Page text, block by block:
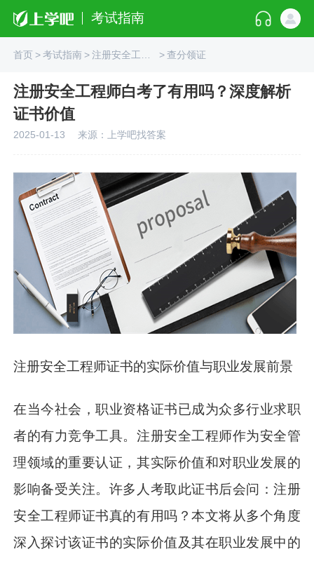
考试指南
首页>考试指南> > 查分领证
注册安全工程师白考了有用吗？深度解析
证书价值
2025-01-13 来源：上学吧找答案
注册安全工程师证书的实际价值与职业发展前景
在当今社会，职业资格证书已成为众多行业求职
者的有力竞争工具。注册安全工程师作为安全管
理领域的重要认证，其实际价值和对职业发展的
影响备受关注。许多人考取此证书后会问：注册
安全工程师证书真的有用吗？本文将从多个角度
深入探讨该证书的实际价值及其在职业发展中的